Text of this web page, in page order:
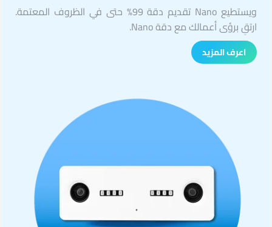
ويستطيع Nano تقديم دقة 99% حتى في الظروف المعتمة.
ارتقِ برؤى أعمالك مع دقة Nano.
اعرف المزيد